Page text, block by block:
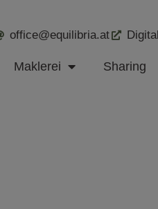
office@equilibria.at
Maklerei Sharing